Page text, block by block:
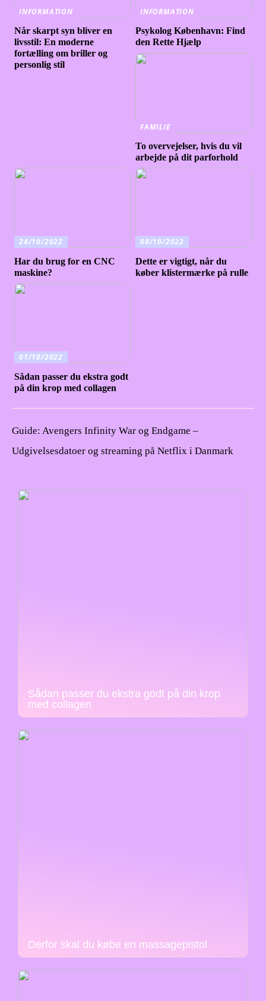
INFORMATION
Når skarpt syn bliver en
livsstil: En moderne
fortælling om briller og
personlig stil
INFORMATION
Psykolog København: Find
den Rette Hjælp
FAMILIE
To overvejelser, hvis du vil
arbejde på dit parforhold
24/10/2022
Har du brug for en CNC
maskine?
08/10/2022
Dette er vigtigt, når du
køber klistermærke på rulle
01/10/2022
Sådan passer du ekstra godt
på din krop med collagen
Guide: Avengers Infinity War og Endgame –
Udgivelsesdatoer og streaming på Netflix i Danmark
Sådan passer du ekstra godt på din krop
med collagen
Derfor skal du købe en massagepistol